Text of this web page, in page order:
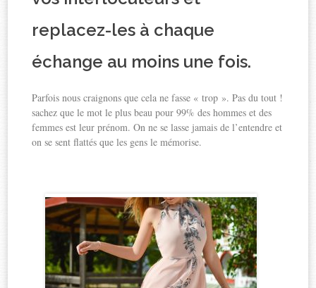
replacez-les à chaque
échange au moins une fois.
Parfois nous craignons que cela ne fasse « trop ». Pas du tout !
sachez que le mot le plus beau pour 99% des hommes et des
femmes est leur prénom. On ne se lasse jamais de l’entendre et
on se sent flattés que les gens le mémorise.